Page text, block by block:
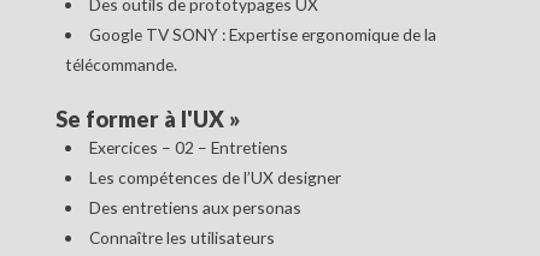
Google TV SONY : Expertise ergonomique de la
télécommande.
Se former à l'UX»
Exercices – 02 – Entretiens
Les compétences de l’UX designer
Des entretiens aux personas
Connaître les utilisateurs